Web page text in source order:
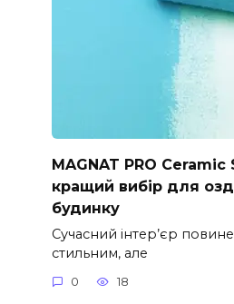
MAGNAT PRO Ceramic
кращий вибір для
будинку
Сучасний інтер’єр
стильним, але
0 18